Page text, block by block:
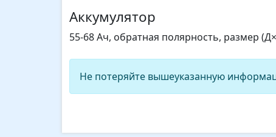
Аккумулятор
55-68 Ач, обратная полярность, размер
Не потеряйте вышеуказанную